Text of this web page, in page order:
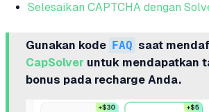
Selesaikan CAPTCHA dengan
Gunakan kode FAQ saat
CapSolver untuk mendapatkan
bonus pada recharge Anda.